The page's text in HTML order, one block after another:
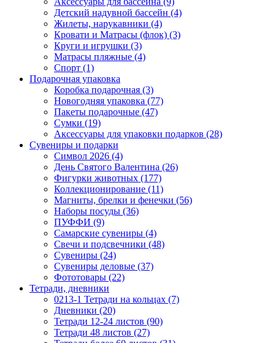
Детский надувной бассейн (4)
Жилеты, нарукавники (4)
Кровати и Матрасы (флок) (3)
Круги и игрушки (3)
Матрасы пляжные (4)
Спорт (1)
Подарочная упаковка
Коробка подарочная (3)
Новогодняя упаковка (77)
Пакеты подарочные (47)
Сумки (19)
Аксессуары для упаковки подарков (28)
Сувениры и подарки
Символ 2026 (4)
День Святого Валентина (26)
Фигурки животных (177)
Коллекционирование (11)
Магниты, брелки и фенечки (56)
Наборы посуды (36)
ПУФФИ (9)
Самарские сувениры (4)
Свечи и подсвечники (48)
Сувениры (24)
Сувениры деловые (37)
Фототовары (22)
Тетради, дневники
0213-1 Тетради на кольцах (7)
Дневники (20)
Тетради 12-24 листов (90)
Тетради 48 листов (27)